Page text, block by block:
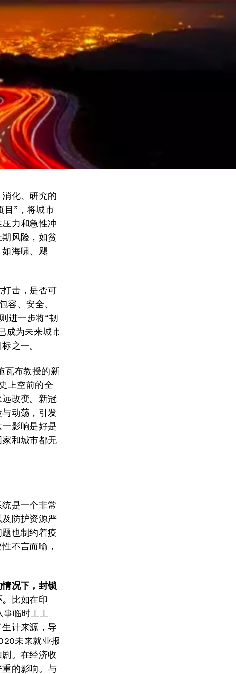
化、研究的
目”，将城市
力和急性冲
风险，如贫
海啸、飓
击，是否可
容、安全、
进一步将“韧
成为未来城市
之一。
瓦布教授的新
上空前的全
改变。新冠
动荡，引发
影响是好是
和城市都无
是一个非常
防护资源严
也制约着疫
不言而喻，
况下，封锁
比如在印
临时工工
计来源，导
未来就业报
。在经济收
的影响。与